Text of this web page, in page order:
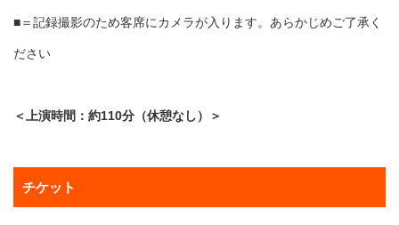
■＝記録撮影のため客席にカメラが入ります。あらかじめご了承く
ださい
＜上演時間：約110分（休憩なし）＞
チケット